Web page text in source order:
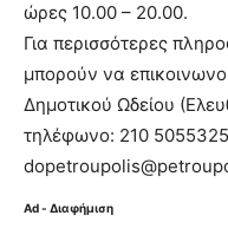
ώρες 10.00 – 20.00.
Για περισσότερες
μπορούν να
Δημοτικού Ωδείου
τηλέφωνο: 210
Ad - Διαφήμιση